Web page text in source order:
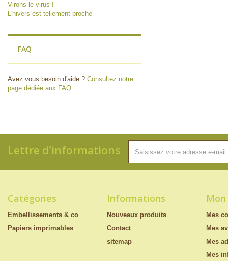
Virons le virus !
L'hivers est tellement proche
FAQ
Avez vous besoin d'aide ? Consultez notre
page dédiée aux FAQ.
Lettre d'informations
Catégories
Embellissements & co
Papiers imprimables
Informations
Nouveaux produits
Contact
sitemap
Mes
Mes
Mes
Mes